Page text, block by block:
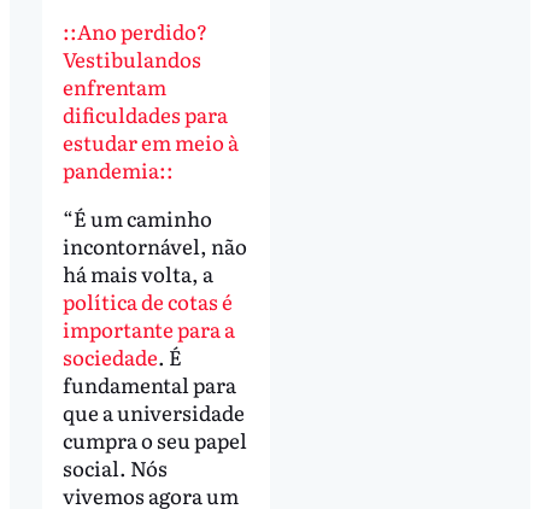
::Ano perdido?
Vestibulandos
enfrentam
dificuldades para
estudar em meio à
pandemia::
“É um caminho
incontornável, não
há mais volta, a
política de cotas é
importante para a
sociedade. É
fundamental para
que a universidade
cumpra o seu papel
social. Nós
vivemos agora um